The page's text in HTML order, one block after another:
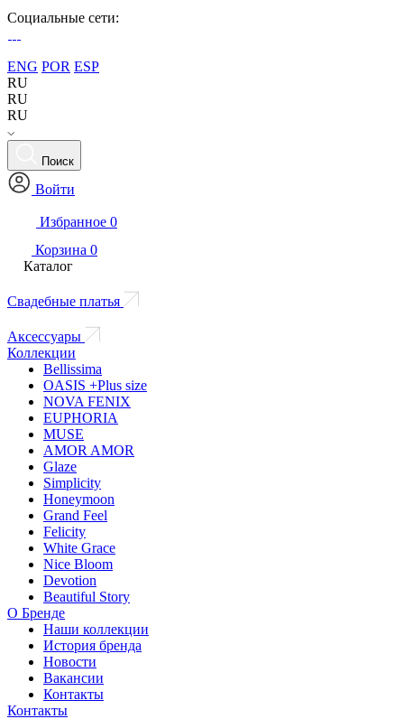
Социальные сети:
ENG POR ESP
RU
RU
RU
Поиск
Войти
Избранное 0
Корзина 0
Каталог
Свадебные платья
Аксессуары
Коллекции
Bellissima
OASIS +Plus size
NOVA FENIX
EUPHORIA
MUSE
AMOR AMOR
Glaze
Simplicity
Honeymoon
Grand Feel
Felicity
White Grace
Nice Bloom
Devotion
Beautiful Story
О Бренде
Наши коллекции
История бренда
Новости
Вакансии
Контакты
Контакты